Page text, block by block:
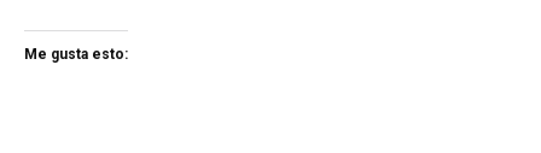
Me gusta esto: